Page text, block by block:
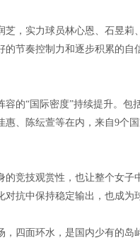
芝，实力球员林心恩、石昱
的节奏控制力和逐步积累的
容的“国际密度”持续提升。
惠、陈纭萱等在内，来自9个
的竞技观赏性，也让整个女
对抗中保持稳定输出，也成为
，四面环水，是国内少有的